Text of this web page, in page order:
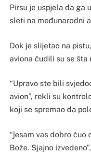
Pirsu je uspjela da ga
sleti na međunarodni
Dok je slijetao na
aviona čudili su se šta
“Upravo ste bili
avion”, rekli su
koji se spremao da
“Јesam vas dobro
Bože. Sjajno